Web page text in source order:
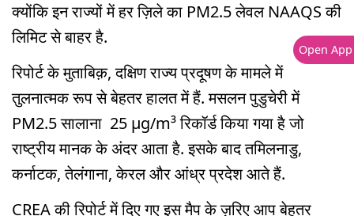
क्योंकि इन राज्यों में हर ज़िले का PM2.5 लेवल NAAQS की
लिमिट से बाहर है.
रिपोर्ट के मुताबिक़, दक्षिण राज्य प्रदूषण के मामले में
तुलनात्मक रूप से बेहतर हालत में हैं. मसलन पुडुचेरी में
PM2.5 सालाना 25 μg/m³ रिकॉर्ड किया गया है जो
राष्ट्रीय मानक के अंदर आता है. इसके बाद तमिलनाडु,
कर्नाटक, तेलंगाना, केरल और आंध्र प्रदेश आते हैं.
CREA की रिपोर्ट में दिए गए इस मैप के ज़रिए आप बेहतर
Open App